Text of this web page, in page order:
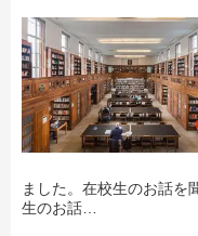
ました。在校生のお話を
生のお話…